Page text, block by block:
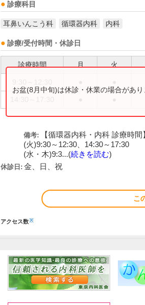
診療科目
耳鼻いんこう科 循環器内科 内科
診療/受付時間・休診日
診療時間 月 火
お盆(8月中旬)は休診・休業の場合があ
備考:
【循環器内科・内科 診療時間
(火)9:30～12:30、14:30～17:30
(水・木)9:3...(続きを読む)
休診日: 金、日、祝
こ
アクセス数※